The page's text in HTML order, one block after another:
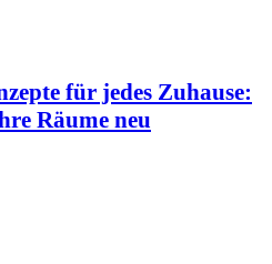
für jedes Zuhause:
Räume neu